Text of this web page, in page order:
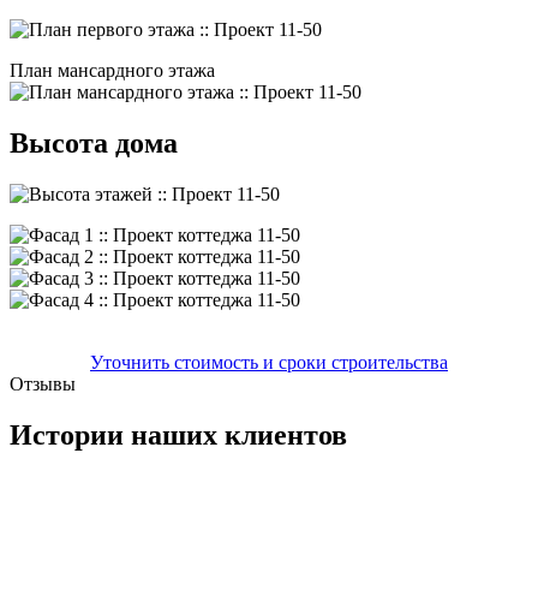
План мансардного этажа
Высота дома
Уточнить стоимость и сроки строительства
Отзывы
Истории наших клиентов